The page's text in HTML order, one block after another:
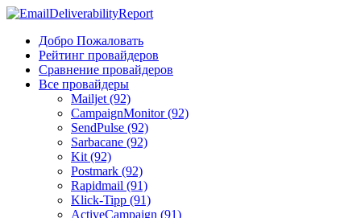
Добро Пожаловать
Рейтинг провайдеров
Сравнение провайдеров
Все провайдеры
Mailjet (92)
CampaignMonitor (92)
SendPulse (92)
Sarbacane (92)
Kit (92)
Postmark (92)
Rapidmail (91)
Klick-Tipp (91)
ActiveCampaign (91)